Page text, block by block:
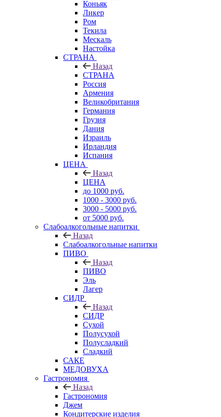
Коньяк
Ликер
Ром
Текила
Мескаль
Настойка
СТРАНА
Назад
СТРАНА
Россия
Армения
Великобритания
Германия
Грузия
Дания
Израиль
Ирландия
Испания
ЦЕНА
Назад
ЦЕНА
до 1000 руб.
1000 - 3000 руб.
3000 - 5000 руб.
от 5000 руб.
Слабоалкогольные напитки
Назад
Слабоалкогольные напитки
ПИВО
Назад
ПИВО
Эль
Лагер
СИДР
Назад
СИДР
Сухой
Полусухой
Полусладкий
Сладкий
САКЕ
МЕДОВУХА
Гастрономия
Назад
Гастрономия
Джем
Кондитерские изделия